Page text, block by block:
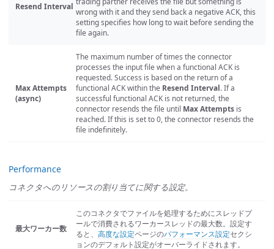
Resend Interval
wrong with it and they send back a negative ACK, this
setting specifies how long to wait before sending the
file again.
Max Attempts
(async)
The maximum number of times the connector
processes the input file when a functional ACK is
requested. Success is based on the return of a
functional ACK within the Resend Interval. If a
successful functional ACK is not returned, the
connector resends the file until Max Attempts is
reached. If this is set to 0, the connector resends the
file indefinitely.
Performance
コネクタへのリソースの割り当てに関する設定。
最大ワーカー数
このコネクタでファイルを処理するためにスレッドプ
ールで消費されるワーカースレッドの最大数。設定す
ると、 高度な設定ページのパフォーマンス設定セクシ
ョンのデフォルト設定がオーバーライドされます。